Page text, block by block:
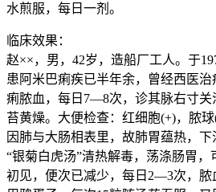
水煎服，每日一剂。
临床效果：
赵××，男，42岁，造船厂工人。于
患阿米巴痢疾已半年余，曾经西医
痢脓血，每日7—8次，诊其脉右寸关
苔黄燥。大便检查：红细胞(+)，脓球
因肺与大肠相表里，故肺胃蕴热，
“银菊白虎汤”清热解毒，荡涤肠胃，
初见，便次已减少，每日2—3次，脓